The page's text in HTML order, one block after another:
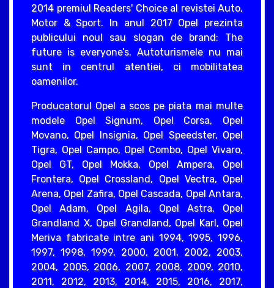
2014 premiul Readers' Choice al revistei Auto,
Motor & Sport. In anul 2017 Opel prezinta
publicului noul sau slogan de brand: The
future is everyone’s. Autoturismele nu mai
sunt in centrul atentiei, ci mobilitatea
oamenilor.
Producatorul Opel a scos pe piata mai multe
modele Opel Signum, Opel Corsa, Opel
Movano, Opel Insignia, Opel Speedster, Opel
Tigra, Opel Campo, Opel Combo, Opel Vivaro,
Opel GT, Opel Mokka, Opel Ampera, Opel
Frontera, Opel Crossland, Opel Vectra, Opel
Arena, Opel Zafira, Opel Cascada, Opel Antara,
Opel Adam, Opel Agila, Opel Astra, Opel
Grandland X, Opel Grandland, Opel Karl, Opel
Meriva fabricate intre ani 1994, 1995, 1996,
1997, 1998, 1999, 2000, 2001, 2002, 2003,
2004, 2005, 2006, 2007, 2008, 2009, 2010,
2011, 2012, 2013, 2014, 2015, 2016, 2017,